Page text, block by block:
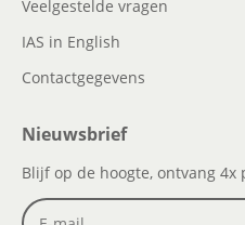
Veelgestelde vragen
IAS in English
Contactgegevens
Nieuwsbrief
Blijf op de hoogte, ontvang